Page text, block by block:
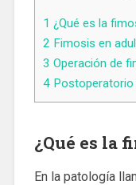
1 ¿Qué es la
2 Fimosis en
3 Operación de
4Postoperatorio
¿Qué es la
En la patología